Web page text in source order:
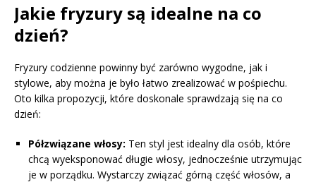
Jakie fryzury są idealne na co
dzień?
Fryzury codzienne powinny być zarówno wygodne, jak i
stylowe, aby można je było łatwo zrealizować w pośpiechu.
Oto kilka propozycji, które doskonale sprawdzają się na co
dzień:
Półzwiązane włosy: Ten styl jest idealny dla osób, które
chcą wyeksponować długie włosy, jednocześnie utrzymując
je w porządku. Wystarczy związać górną część włosów, a